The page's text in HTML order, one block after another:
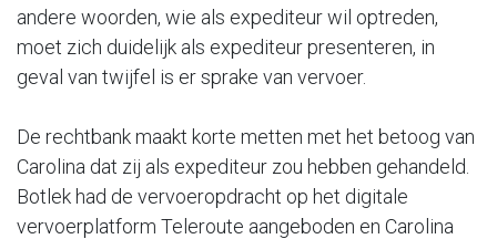
andere woorden, wie als expediteur wil optreden,
moet zich duidelijk als expediteur presenteren, in
geval van twijfel is er sprake van vervoer.
De rechtbank maakt korte metten met het betoog van
Carolina dat zij als expediteur zou hebben gehandeld.
Botlek had de vervoeropdracht op het digitale
vervoerplatform Teleroute aangeboden en Carolina